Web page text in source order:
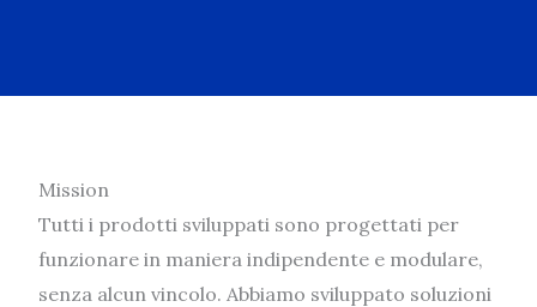
Mission
Tutti i prodotti sviluppati sono progettati per
funzionare in maniera indipendente e modulare,
senza alcun vincolo. Abbiamo sviluppato soluzioni